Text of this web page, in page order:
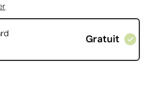
Gratuit